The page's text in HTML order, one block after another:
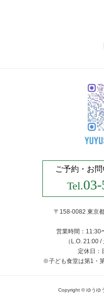
ご予約・お
Tel.
〒158-0082 東京
営業時間：11:30
（L.O. 21:00 /
定休日：
※子ども食堂は第1・
Copyright © ゆうゆ